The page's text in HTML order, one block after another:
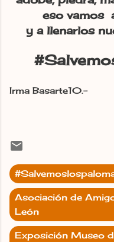
eso vamos
y a llenarlos
Irma Basarte10.-
Asociación de
León
Exposición Museo